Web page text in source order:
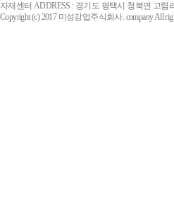
자재센터 ADDRESS : 경기도 평택시 청북면 고렴
Copyright (c) 2017 미성강업주식회사. company All